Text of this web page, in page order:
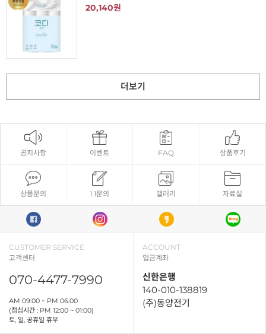
20,140원
더보기
공지사항 이벤트 FAQ 상품후기
상품문의 1:1문의 갤러리 자료실
CUSTOMER SERVICE
고객센터
070-4477-7990
AM 09:00 ~ PM 06:00
(점심시간 : PM 12:00 ~ 01:00)
토, 일, 공휴일 휴무
ACCOUNT
입금계좌
신한은행
140-010-138819
(주)동양전기